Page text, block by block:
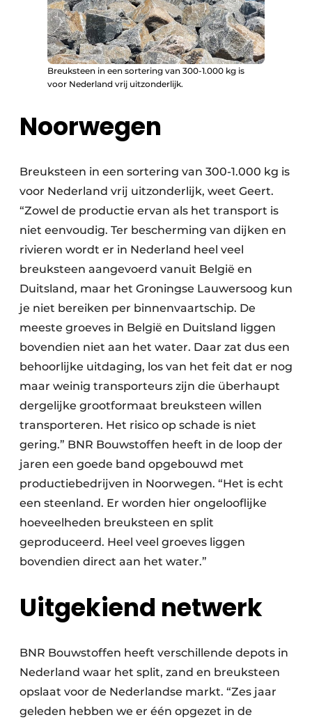
Breuksteen in een sortering van 300-1.000 kg is
voor Nederland vrij uitzonderlijk.
Noorwegen
Breuksteen in een sortering van 300-1.000 kg is
voor Nederland vrij uitzonderlijk, weet Geert.
“Zowel de productie ervan als het transport is
niet eenvoudig. Ter bescherming van dijken en
rivieren wordt er in Nederland heel veel
breuksteen aangevoerd vanuit België en
Duitsland, maar het Groningse Lauwersoog kun
je niet bereiken per binnenvaartschip. De
meeste groeves in België en Duitsland liggen
bovendien niet aan het water. Daar zat dus een
behoorlijke uitdaging, los van het feit dat er nog
maar weinig transporteurs zijn die überhaupt
dergelijke grootformaat breuksteen willen
transporteren. Het risico op schade is niet
gering.” BNR Bouwstoffen heeft in de loop der
jaren een goede band opgebouwd met
productiebedrijven in Noorwegen. “Het is echt
een steenland. Er worden hier ongelooflijke
hoeveelheden breuksteen en split
geproduceerd. Heel veel groeves liggen
bovendien direct aan het water.”
Uitgekiend netwerk
BNR Bouwstoffen heeft verschillende depots in
Nederland waar het split, zand en breuksteen
opslaat voor de Nederlandse markt. “Zes jaar
geleden hebben we er één opgezet in de